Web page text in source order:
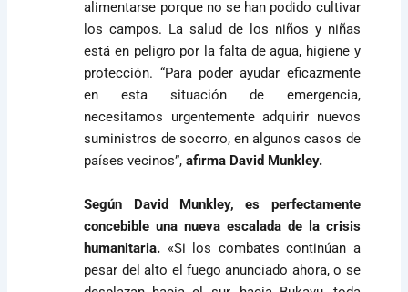
alimentarse porque no se han podido cultivar
los campos. La salud de los niños y niñas
está en peligro por la falta de agua, higiene y
protección. “Para poder ayudar eficazmente
en esta situación de emergencia,
necesitamos urgentemente adquirir nuevos
suministros de socorro, en algunos casos de
países vecinos”, afirma David Munkley.
Según David Munkley, es perfectamente
concebible una nueva escalada de la crisis
humanitaria. «Si los combates continúan a
pesar del alto el fuego anunciado ahora, o se